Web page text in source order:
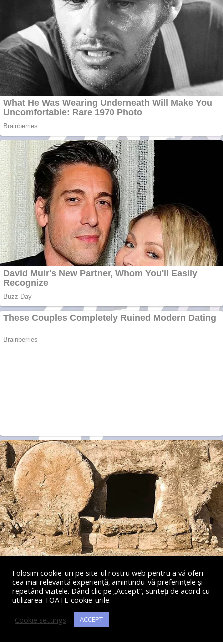
Folosim cookie-uri pe site-ul nostru web pentru a vă oferi
cea mai relevantă experiență, amintindu-vă preferințele și
repetând vizitele. Dând clic pe „Accept”, sunteți de acord cu
utilizarea TOATE cookie-urile.
Cookie settings
ACCEPT